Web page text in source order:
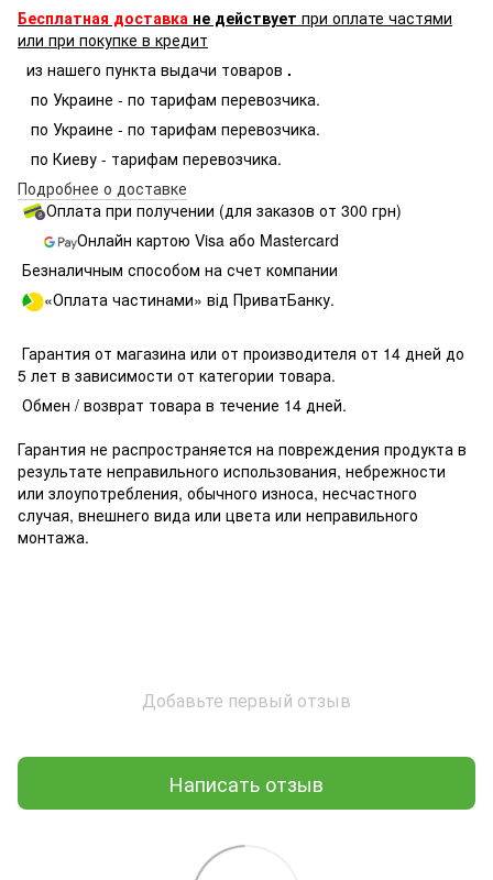
Бесплатная доставка не действует при оплате частями
или при покупке в кредит
из нашего пункта выдачи товаров .
по Украине - по тарифам перевозчика.
по Украине - по тарифам перевозчика.
по Киеву - тарифам перевозчика.
Подробнее о доставке
Оплата при получении (для заказов от 300 грн)
Онлайн картою Visa або Mastercard
Безналичным способом на счет компании
«Оплата частинами» від ПриватБанку.
Гарантия от магазина или от производителя от 14 дней до
5 лет в зависимости от категории товара.
Обмен / возврат товара в течение 14 дней.
Гарантия не распространяется на повреждения продукта в
результате неправильного использования, небрежности
или злоупотребления, обычного износа, несчастного
случая, внешнего вида или цвета или неправильного
монтажа.
Добавьте первый отзыв
Написать отзыв